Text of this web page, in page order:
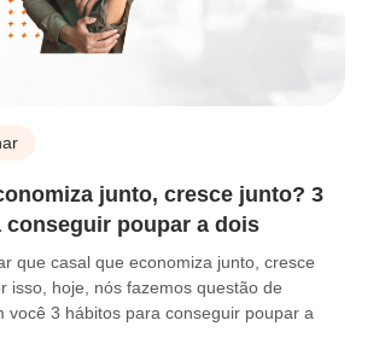
junto, cresce junto? 3
conseguir poupar a dois
que casal que economiza junto, cresce
isso, hoje, nós fazemos questão de
você 3 hábitos para conseguir poupar a